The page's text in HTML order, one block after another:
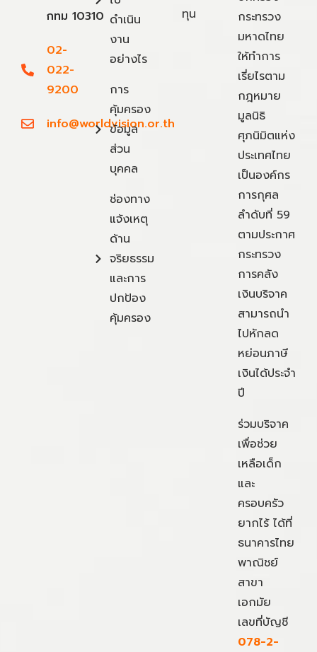
กทม 10310
02-
022-
9200
info@worldvision.or.th
ดำเนิน
งาน
อย่างไร
การ
คุ้มครอง
ข้อมูล
ส่วน
บุคคล
ช่องทาง
แจ้งเหตุ
ด้าน
จริยธรรม
และการ
ปกป้อง
คุ้มครอง
ทุน
กระทรวง
มหาดไทย
ให้ทำการ
เรี่ยไรตาม
กฎหมาย
มูลนิธิ
ศุภนิมิตแห่ง
ประเทศไทย
เป็นองค์กร
การกุศล
ลำดับที่ 59
ตามประกาศ
กระทรวง
การคลัง
เงินบริจาค
สามารถนำ
ไปหักลด
หย่อนภาษี
เงินได้ประจำ
ปี
ร่วมบริจาค
เพื่อช่วย
เหลือเด็ก
และ
ครอบครัว
ยากไร้ ได้ที่
ธนาคารไทย
พาณิชย์
สาขา
เอกมัย
เลขที่บัญชี
078-2-